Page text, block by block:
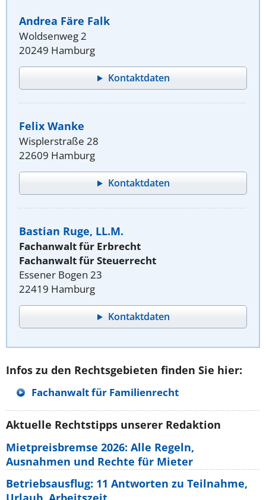
Andrea Färe Falk
Woldsenweg 2
20249 Hamburg
Kontaktdaten
Felix Wanke
Wisplerstraße 28
22609 Hamburg
Kontaktdaten
Bastian Ruge, LL.M.
Fachanwalt für Erbrecht
Fachanwalt für Steuerrecht
Essener Bogen 23
22419 Hamburg
Kontaktdaten
Infos zu den Rechtsgebieten finden Sie hier:
Fachanwalt für Familienrecht
Aktuelle Rechtstipps unserer Redaktion
Mietpreisbremse 2026: Alle Regeln,
Ausnahmen und Rechte für Mieter
Betriebsausflug: 11 Antworten zu Teilnahme,